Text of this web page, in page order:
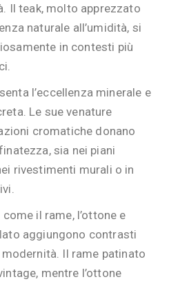
Il teak, molto apprezzato
naturale all’umidità, si
in contesti più
l’eccellenza minerale e
Le sue venature
cromatiche donano
sia nei piani
rivestimenti murali o in
il rame, l’ottone e
aggiungono contrasti
Il rame patinato
mentre l’ottone